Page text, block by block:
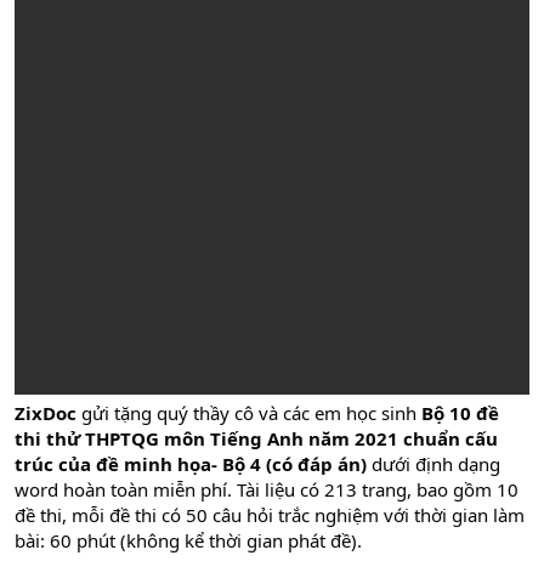
ZixDoc gửi tặng quý thầy cô và các em học sinh Bộ 10 đề
thi thử THPTQG môn Tiếng Anh năm 2021 chuẩn cấu
trúc của đề minh họa- Bộ 4 (có đáp án) dưới định dạng
word hoàn toàn miễn phí. Tài liệu có 213 trang, bao gồm 10
đề thi, mỗi đề thi có 50 câu hỏi trắc nghiệm với thời gian làm
bài: 60 phút (không kể thời gian phát đề).